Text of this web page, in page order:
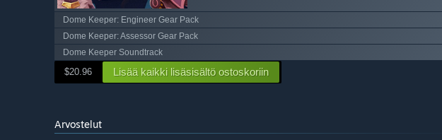
Dome Keeper: Engineer Gear Pack
Dome Keeper: Assessor Gear Pack
Dome Keeper Soundtrack
$20.96 Lisää kaikki lisäsisältö ostoskoriin
Arvostelut